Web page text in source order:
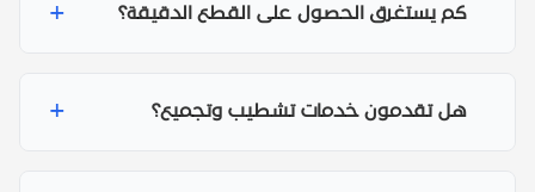
كم يستغرق الحصول على القطع الدقيقة؟ +
هل تقدمون خدمات تشطيب وتجميع؟ +